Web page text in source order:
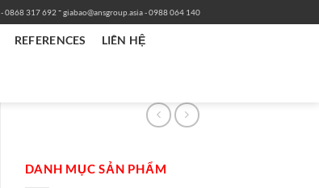
- 0868 317 692 -giabao@ansgroup.asia- 0988 064 140
REFERENCES LIÊN HỆ
DANH MỤC SẢN PHẨM